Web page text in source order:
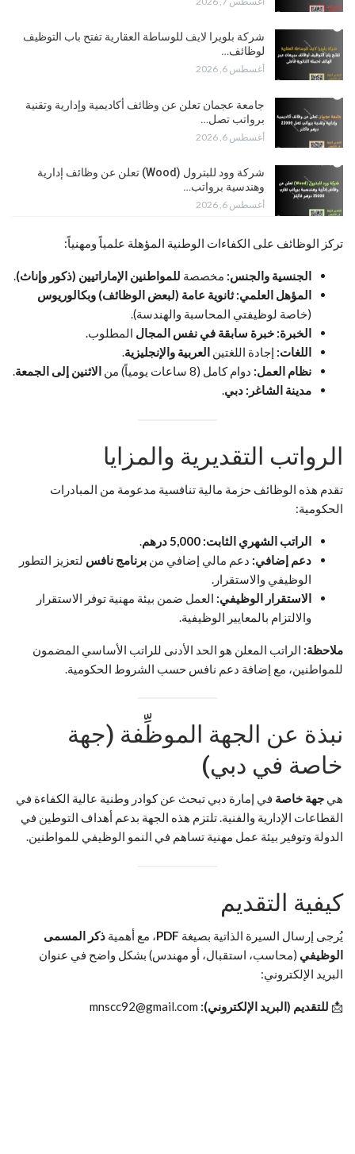
شركة بلويرا لايف للوساطة العقارية تفتح باب التوظيف
لوظائف…
أغسطس 6, 2026
جامعة عجمان تعلن عن وظائف أكاديمية وإدارية وتقنية
برواتب تصل…
أغسطس 6, 2026
شركة وود للبترول (Wood) تعلن عن وظائف إدارية
وهندسية برواتب…
أغسطس 6, 2026
تركز الوظائف على الكفاءات الوطنية المؤهلة علمياً ومهنياً:
الجنسية والجنس: مخصصة للمواطنين الإماراتيين (ذكور وإناث).
المؤهل العلمي: ثانوية عامة (لبعض الوظائف) وبكالوريوس
(خاصة لوظيفتي المحاسبة والهندسة).
الخبرة: خبرة سابقة في نفس المجال المطلوب.
اللغات: إجادة اللغتين العربية والإنجليزية.
نظام العمل: دوام كامل (8 ساعات يومياً) من الاثنين إلى الجمعة.
مدينة الشاغر: دبي.
الرواتب التقديرية والمزايا
تقدم هذه الوظائف حزمة مالية تنافسية مدعومة من المبادرات
الحكومية:
الراتب الشهري الثابت: 5,000 درهم
.
دعم إضافي: دعم مالي إضافي من برنامج نافس لتعزيز التطور
الوظيفي والاستقرار.
الاستقرار الوظيفي: العمل ضمن بيئة مهنية توفر الاستقرار
والالتزام بالمعايير الوظيفية.
ملاحظة: الراتب المعلن هو الحد الأدنى للراتب الأساسي المضمون
للمواطنين، مع إضافة دعم نافس حسب الشروط الحكومية.
نبذة عن الجهة الموظِّفة (جهة
خاصة في دبي)
هي جهة خاصة في إمارة دبي تبحث عن كوادر وطنية عالية الكفاءة في
القطاعات الإدارية والفنية. تلتزم هذه الجهة بدعم أهداف التوطين في
الدولة وتوفير بيئة عمل مهنية تساهم في النمو الوظيفي للمواطنين.
كيفية التقديم
يُرجى إرسال السيرة الذاتية بصيغة PDF، مع أهمية ذكر المسمى
الوظيفي (محاسب، استقبال، أو مهندس) بشكل واضح في عنوان
البريد الإلكتروني:
📩 للتقديم (البريد الإلكتروني):